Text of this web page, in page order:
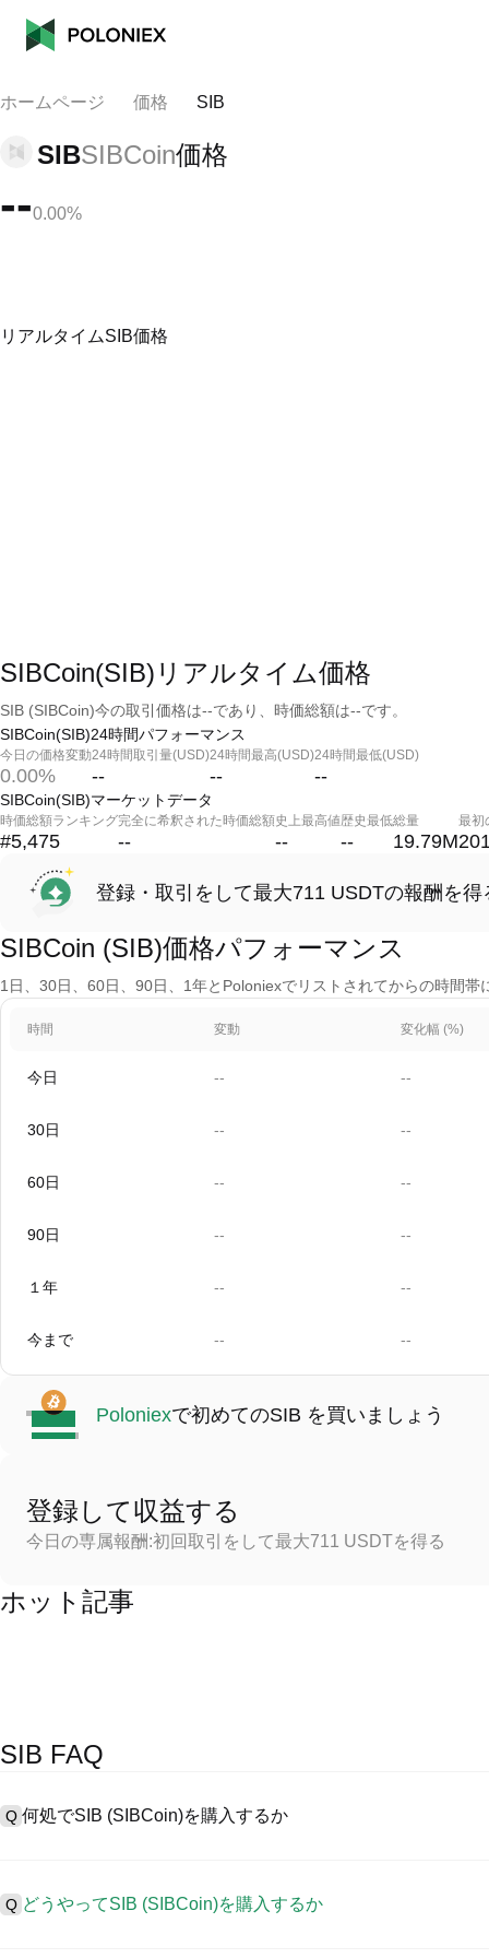
ホームページ 価格 SIB
SIBSIBCoin価格
--0.00%
リアルタイムSIB価格
SIBCoin(SIB)リアルタイム価格
SIB (SIBCoin)今の取引価格は--であり、時価総額は--です。
SIBCoin(SIB)24時間パフォーマンス
今日の価格変動
0.00%
24時間取引量(USD)
--
24時間最高(USD)
--
24時間最低(USD)
--
SIBCoin(SIB)マーケットデータ
時価総額ランキング
#5,475
完全に希釈された時価総額
--
史上最高値
--
歴史最低
--
総量
19.79M
最初
登録・取引をして最大711 USDTの報酬を得
SIBCoin (SIB)価格パフォーマンス
1日、30日、60日、90日、1年とPoloniexでリストされてからの時間
時間 変動 変化幅 (%)
今日 -- --
30日 -- --
60日 -- --
90日 -- --
１年 -- --
今まで -- --
Poloniexで初めてのSIB を買いましょう
登録して収益する
今日の専属報酬:初回取引をして最大711 USDTを得る
ホット記事
SIB FAQ
Q 何処でSIB (SIBCoin)を購入するか
に、ユーザーに向けるインターフェース、高質・多様な取引ツー
取引を認め、競争力のある取引手数料を用意しています。
Q どうやってSIB (SIBCoin)を購入するか